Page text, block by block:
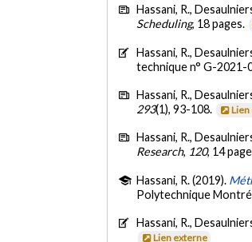
Hassani, R.,
Scheduling, 18 pages.
Hassani, R.,
technique n° G-2021-
Hassani, R.,
293(1), 93-108.
Hassani, R.,
Research, 120, 14
Hassani, R. (2019).
Polytechnique
Hassani, R.,
Lien externe